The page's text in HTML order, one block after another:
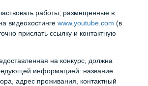
работы, размещенные в
видеохостингеwww.youtube.com (в
прислать ссылку и контактную
на конкурс, должна
информацией: название
адрес проживания, контактный